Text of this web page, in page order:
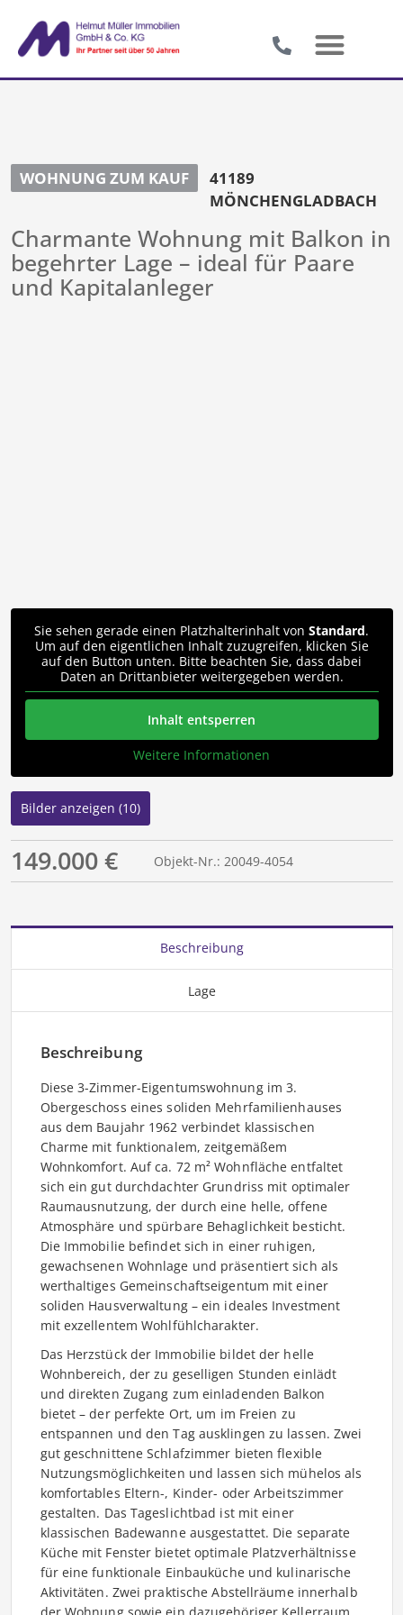
WOHNUNG ZUM KAUF
41189
MÖNCHENGLADBACH
Charmante Wohnung mit Balkon in
begehrter Lage – ideal für Paare
und Kapitalanleger
Sie sehen gerade einen Platzhalterinhalt von Standard.
Um auf den eigentlichen Inhalt zuzugreifen, klicken Sie
auf den Button unten. Bitte beachten Sie, dass dabei
Daten an Drittanbieter weitergegeben werden.
Inhalt entsperren
Weitere Informationen
Bilder anzeigen (10)
149.000 € Objekt-Nr.: 20049-4054
Beschreibung
Lage
Beschreibung
Diese 3-Zimmer-Eigentumswohnung im 3.
Obergeschoss eines soliden Mehrfamilienhauses
aus dem Baujahr 1962 verbindet klassischen
Charme mit funktionalem, zeitgemäßem
Wohnkomfort. Auf ca. 72 m² Wohnfläche entfaltet
sich ein gut durchdachter Grundriss mit optimaler
Raumausnutzung, der durch eine helle, offene
Atmosphäre und spürbare Behaglichkeit besticht.
Die Immobilie befindet sich in einer ruhigen,
gewachsenen Wohnlage und präsentiert sich als
werthaltiges Gemeinschaftseigentum mit einer
soliden Hausverwaltung – ein ideales Investment
mit exzellentem Wohlfühlcharakter.
Das Herzstück der Immobilie bildet der helle
Wohnbereich, der zu geselligen Stunden einlädt
und direkten Zugang zum einladenden Balkon
bietet – der perfekte Ort, um im Freien zu
entspannen und den Tag ausklingen zu lassen. Zwei
gut geschnittene Schlafzimmer bieten flexible
Nutzungsmöglichkeiten und lassen sich mühelos als
komfortables Eltern-, Kinder- oder Arbeitszimmer
gestalten. Das Tageslichtbad ist mit einer
klassischen Badewanne ausgestattet. Die separate
Küche mit Fenster bietet optimale Platzverhältnisse
für eine funktionale Einbauküche und kulinarische
Aktivitäten. Zwei praktische Abstellräume innerhalb